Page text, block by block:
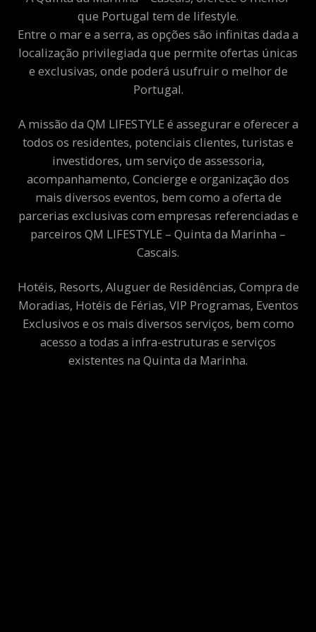
que Portugal tem de lifestyle.
Entre o mar e a serra, as opções são infinitas dada a
localização privilegiada que permite ofertas únicas
e exclusivas, onde poderá usufruir o melhor de
Portugal.
A missão da QM LIFESTYLE é assegurar e oferecer a
todos os residentes, potenciais clientes, turistas e
investidores, um serviço de assessoria,
acompanhamento, Concierge e organização dos
mais diversos eventos, bem como a oferta de
parcerias exclusivas com empresas referenciadas e
parceiros QM LIFESTYLE – Quinta da Marinha –
Cascais.
Hotéis, Resorts, Aluguer de Residências, Compra de
Moradias, Hotéis de Férias, VIP Programas, Eventos
Exclusivos e os mais diversos serviços, bem como
acesso a todas a infra-estruturas e serviços
existentes na Quinta da Marinha.